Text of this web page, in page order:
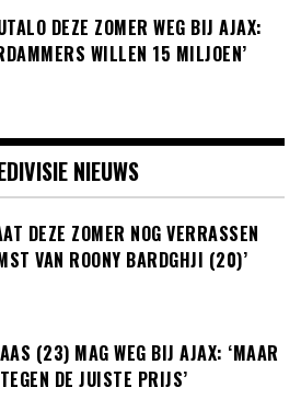
DEZE ZOMER WEG BIJ AJAX:
WILLEN 15 MILJOEN’
NIEUWS
DEZE ZOMER NOG VERRASSEN
VAN ROONY BARDGHJI (20)’
(23) MAG WEG BIJ AJAX: ‘MAAR
DE JUISTE PRIJS’